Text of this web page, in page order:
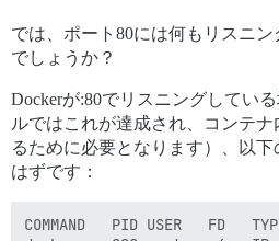
では、ポート80には何もリスニ
でしょうか？
Dockerが:80でリスニングしてい
ルではこれが達成され、コンテ
るために必要となります）、以
はずです：
COMMAND   PID USER   FD